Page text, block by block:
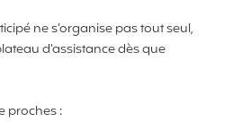
ne s’organise pas tout seul,
d’assistance dès que
proches :